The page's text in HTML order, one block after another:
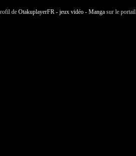
de OtakuplayerFR - jeux vidéo - Manga sur le